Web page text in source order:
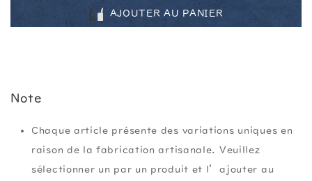
AJOUTER AU PANIER
Note
Chaque article présente des variations uniques en
raison de la fabrication artisanale. Veuillez
sélectionner un par un produit et l’ajouter au